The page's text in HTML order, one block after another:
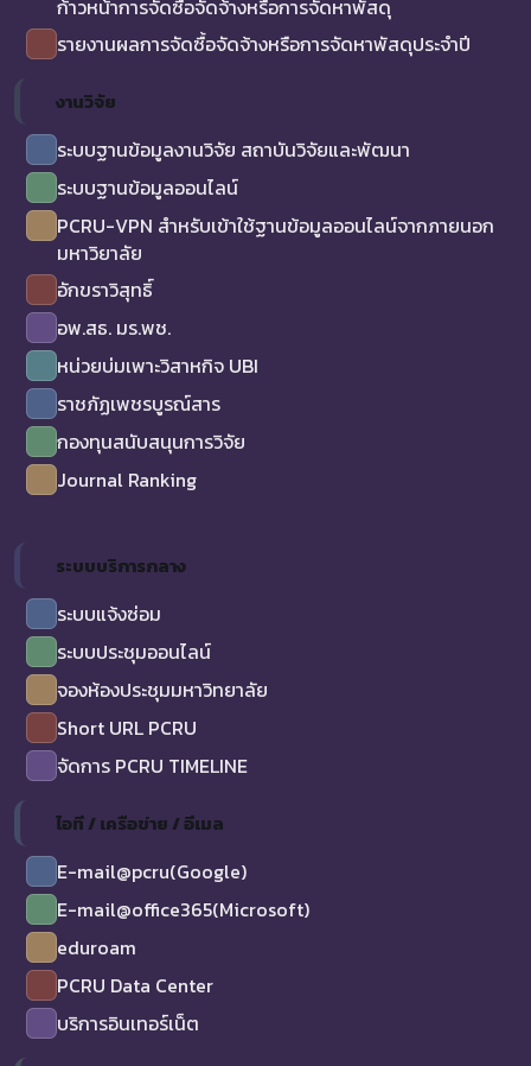
ก้าวหน้าการจัดซื้อจัดจ้างหรือการจัดหาพัสดุ
รายงานผลการจัดซื้อจัดจ้างหรือการจัดหาพัสดุประจำปี
งานวิจัย
ระบบฐานข้อมูลงานวิจัย สถาบันวิจัยและพัฒนา
ระบบฐานข้อมูลออนไลน์
PCRU-VPN สำหรับเข้าใช้ฐานข้อมูลออนไลน์จากภายนอก
มหาวิยาลัย
อักขราวิสุทธิ์
อพ.สธ. มร.พช.
หน่วยบ่มเพาะวิสาหกิจ UBI
ราชภัฏเพชรบูรณ์สาร
กองทุนสนับสนุนการวิจัย
Journal Ranking
ระบบบริการกลาง
ระบบแจ้งซ่อม
ระบบประชุมออนไลน์
จองห้องประชุมมหาวิทยาลัย
Short URL PCRU
จัดการ PCRU TIMELINE
ไอที / เครือข่าย / อีเมล
E-mail@pcru(Google)
E-mail@office365(Microsoft)
eduroam
PCRU Data Center
บริการอินเทอร์เน็ต